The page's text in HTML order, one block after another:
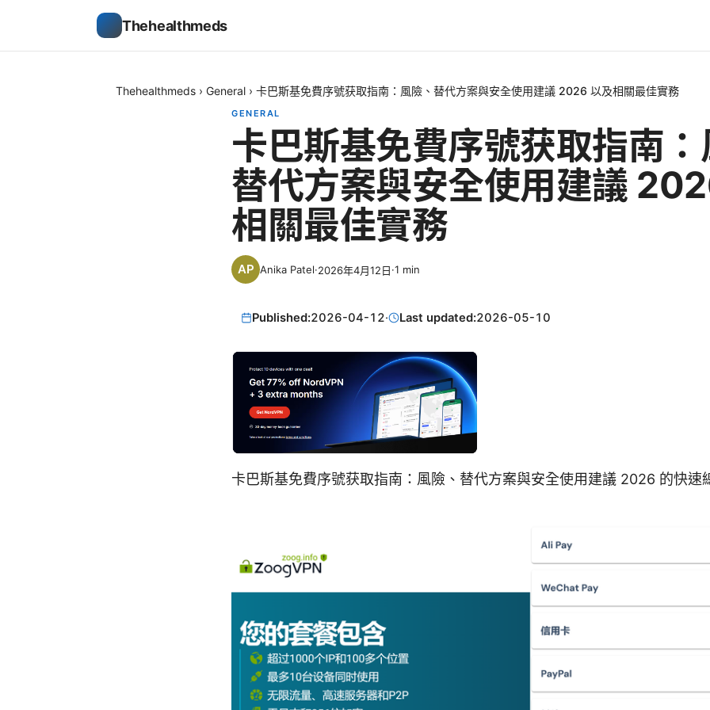
Thehealthmeds
Thehealthmeds › General › 卡巴斯基免費序號获取指南：風險、替代方案與安全使用建議 2026 以及相關最佳實務
GENERAL
卡巴斯基免費序號获取指南
替代方案與安全使用建議
相關最佳實務
Anika Patel·2026年4月12日·1 min
Published:2026-04-12· Last updated:2026-05-10
卡巴斯基免費序號获取指南：風險、替代方案與安全使用建議 2026 的快速